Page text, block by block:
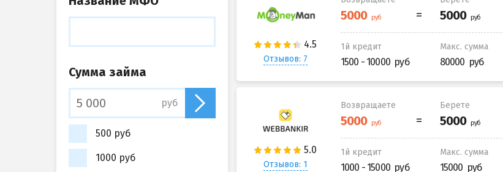
Отзывов: 7
1й кредит
1500 - 10000
Макс. сумма
80000
Отзывов: 1
Возвращаете Берете
1й кредит
1000 - 15000
Макс. сумма
15000
Сумма займа
руб
500 руб
1000 руб